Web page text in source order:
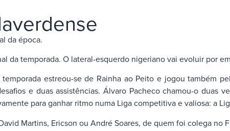
da época.
da temporada. O lateral-esquerdo nigeriano vai evoluir por
estreou-se de Rainha ao Peito e jogou também
e duas assistências. Álvaro Pacheco chamou-o duas
para ganhar ritmo numa Liga competitiva e valiosa: a
Martins, Ericson ou André Soares, de quem foi colega no